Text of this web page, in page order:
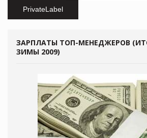
PrivateLabel
ЗАРПЛАТЫ ТОП-МЕНЕДЖЕРОВ
ЗИМЫ 2009)